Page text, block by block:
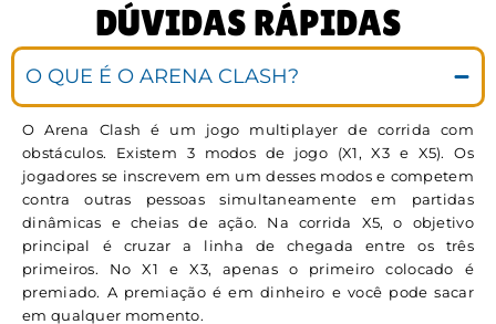
DÚVIDAS RÁPIDAS
O QUE É O ARENA CLASH?
O Arena Clash é um jogo multiplayer de corrida com
obstáculos. Existem 3 modos de jogo (X1, X3 e X5). Os
jogadores se inscrevem em um desses modos e competem
contra outras pessoas simultaneamente em partidas
dinâmicas e cheias de ação. Na corrida X5, o objetivo
principal é cruzar a linha de chegada entre os três
primeiros. No X1 e X3, apenas o primeiro colocado é
premiado. A premiação é em dinheiro e você pode sacar
em qualquer momento.